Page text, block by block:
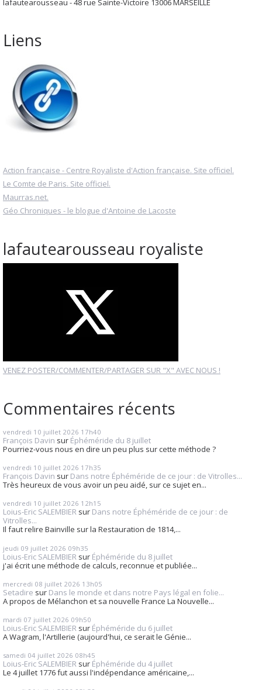
lafautearousseau - 48 rue Sainte-Victoire 13006 MARSEILLE
Liens
Action française - Centre Royaliste d'Action française. Site officiel.
Le Comte de Paris. Site officiel.
Maurras.net.
Géo Chroniques - le blogue d'Antoine de Lacoste
lafautearousseau royaliste
VENEZ POSTER/COMMENTER/PARTAGER SUR "X" AVEC NOUS !
Commentaires récents
vendredi 10 juillet 2026 17h40
François Davin sur Éphéméride du 8 juillet
Pourriez-vous nous en dire un peu plus sur cette méthode ?
vendredi 10 juillet 2026 17h35
François Davin sur Dans notre Éphéméride de ce jour : de Vitrolles...
Très heureux de vous avoir un peu aidé, sur ce sujet en...
vendredi 10 juillet 2026 12h15
Loius-Eric SALEMBIER sur Dans notre Éphéméride de ce jour : de
Vitrolles...
Il faut relire Bainville sur la Restauration de 1814,...
jeudi 09 juillet 2026 09h35
Loius-Eric SALEMBIER sur Éphéméride du 8 juillet
j'ai écrit une méthode de calculs, reconnue et publiée...
mercredi 08 juillet 2026 13h05
Setadire sur Dans le monde et dans notre Pays légal en folie...
A propos de Mélanchon et sa nouvelle France La Nouvelle...
mardi 07 juillet 2026 09h50
Loius-Eric SALEMBIER sur Éphéméride du 6 juillet
A Wagram, l'Artillerie (aujourd'hui, ce serait le Génie...
samedi 04 juillet 2026 08h45
Loius-Eric SALEMBIER sur Éphéméride du 4 juillet
Le 4 juillet 1776 fut aussi l'indépendance américaine,...